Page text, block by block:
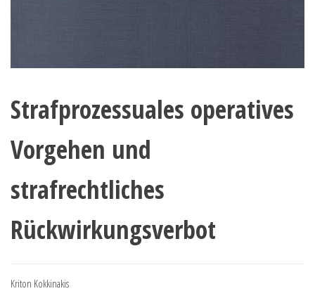
Strafprozessuales operatives
Vorgehen und
strafrechtliches
Rückwirkungsverbot
Kriton Kokkinakis